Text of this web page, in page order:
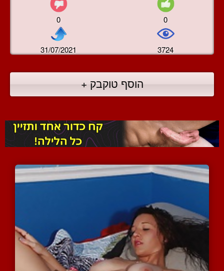
0 0
31/07/2021 3724
הוסף טוקבק +